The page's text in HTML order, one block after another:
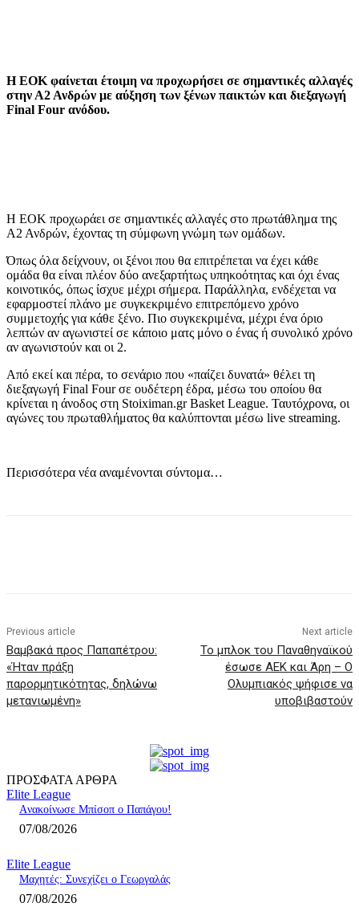
Η ΕΟΚ φαίνεται έτοιμη να προχωρήσει σε σημαντικές αλλαγές
στην Α2 Ανδρών με αύξηση των ξένων παικτών και διεξαγωγή
Final Four ανόδου.
Η ΕΟΚ προχωράει σε σημαντικές αλλαγές στο πρωτάθλημα της
Α2 Ανδρών, έχοντας τη σύμφωνη γνώμη των ομάδων.
Όπως όλα δείχνουν, οι ξένοι που θα επιτρέπεται να έχει κάθε
ομάδα θα είναι πλέον δύο ανεξαρτήτως υπηκοότητας και όχι ένας
κοινοτικός, όπως ίσχυε μέχρι σήμερα. Παράλληλα, ενδέχεται να
εφαρμοστεί πλάνο με συγκεκριμένο επιτρεπόμενο χρόνο
συμμετοχής για κάθε ξένο. Πιο συγκεκριμένα, μέχρι ένα όριο
λεπτών αν αγωνιστεί σε κάποιο ματς μόνο ο ένας ή συνολικό χρόνο
αν αγωνιστούν και οι 2.
Από εκεί και πέρα, το σενάριο που «παίζει δυνατά» θέλει τη
διεξαγωγή Final Four σε ουδέτερη έδρα, μέσω του οποίου θα
κρίνεται η άνοδος στη Stoiximan.gr Basket League. Ταυτόχρονα, οι
αγώνες του πρωταθλήματος θα καλύπτονται μέσω live streaming.
Περισσότερα νέα αναμένονται σύντομα…
Previous article
Βαμβακά προς Παπαπέτρου:
«Ήταν πράξη
παρορμητικότητας, δηλώνω
μετανιωμένη»
Next article
Το μπλοκ του Παναθηναϊκού
έσωσε ΑΕΚ και Άρη – Ο
Ολυμπιακός ψήφισε να
υποβιβαστούν
ΠΡΟΣΦΑΤΑ ΑΡΘΡΑ
Elite League
Aνακοίνωσε Μπίσοπ ο Παπάγου!
07/08/2026
Elite League
Mαχητές: Συνεχίζει ο Γεωργαλάς
07/08/2026